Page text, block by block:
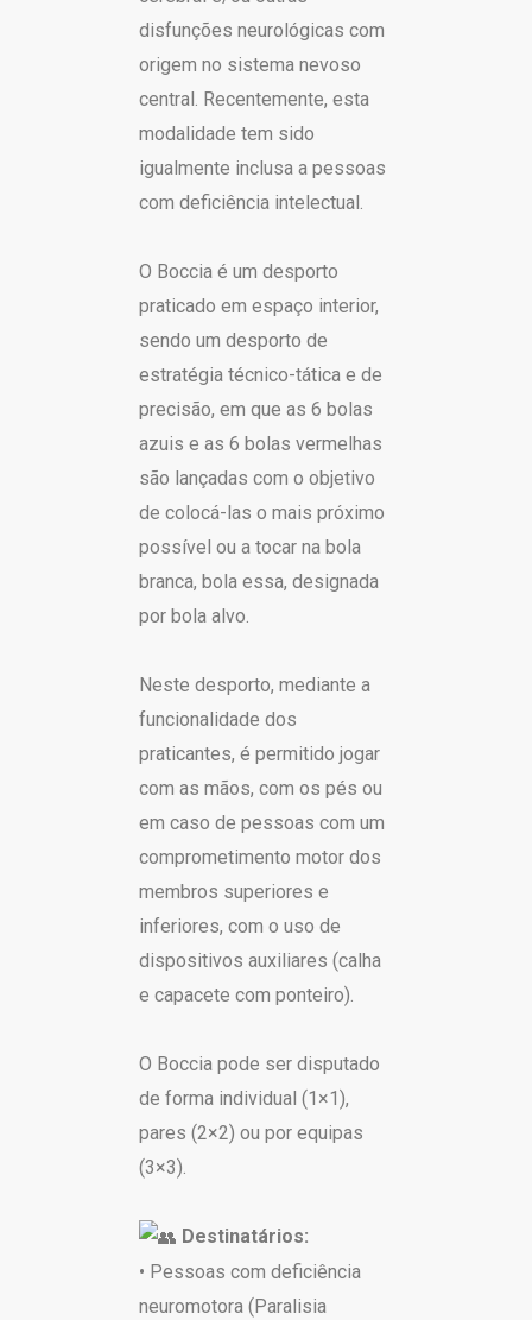
disfunções neurológicas com
origem no sistema nevoso
central. Recentemente, esta
modalidade tem sido
igualmente inclusa a pessoas
com deficiência intelectual.
O Boccia é um desporto
praticado em espaço interior,
sendo um desporto de
estratégia técnico-tática e de
precisão, em que as 6 bolas
azuis e as 6 bolas vermelhas
são lançadas com o objetivo
de colocá-las o mais próximo
possível ou a tocar na bola
branca, bola essa, designada
por bola alvo.
Neste desporto, mediante a
funcionalidade dos
praticantes, é permitido jogar
com as mãos, com os pés ou
em caso de pessoas com um
comprometimento motor dos
membros superiores e
inferiores, com o uso de
dispositivos auxiliares (calha
e capacete com ponteiro).
O Boccia pode ser disputado
de forma individual (1×1),
pares (2×2) ou por equipas
(3×3).
Destinatários:
• Pessoas com deficiência
neuromotora (Paralisia